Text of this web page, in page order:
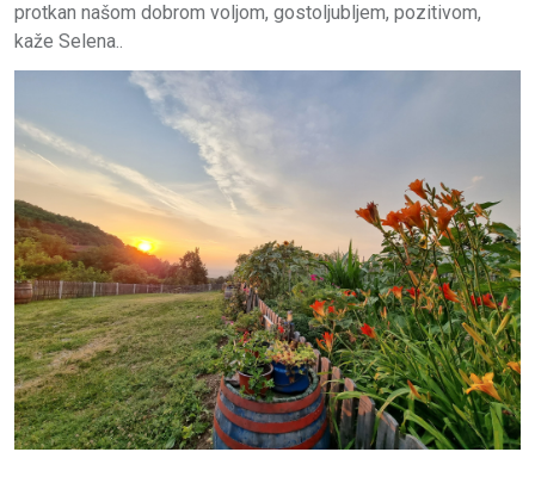
protkan našom dobrom voljom, gostoljubljem, pozitivom,
kaže Selena..